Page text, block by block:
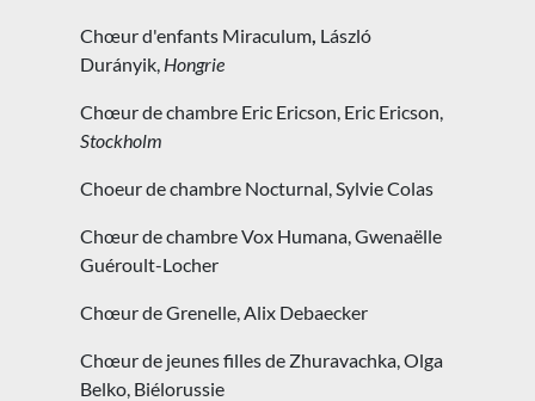
Chœur d'enfants Miraculum László
Durányik, Hongrie
Chœur de chambre Eric Ericson, Eric Ericson,
Stockholm
Choeur de chambre Nocturnal, Sylvie Colas
Chœur de chambre Vox Humana, Gwenaëlle
Guéroult-Locher
Chœur de Grenelle, Alix Debaecker
Chœur de jeunes filles de Zhuravachka, Olga
Belko, Biélorussie